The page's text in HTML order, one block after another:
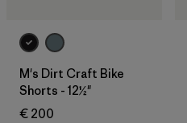
M's Dirt Craft Bike
Shorts - 12½"
€ 200